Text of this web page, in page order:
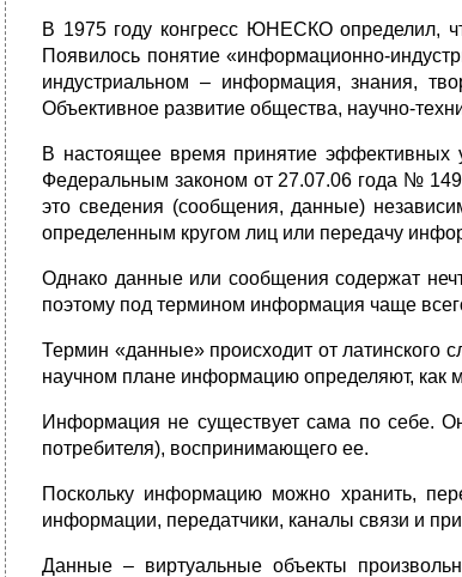
В 1975 году конгресс ЮНЕСКО определил,
Появилось понятие «информационно-
индустриальном – информация, знания,
Объективное развитие общества, научно-
В настоящее время принятие эффективных
Федеральным законом от 27.07.06 года №
это сведения (сообщения, данные)
определенным кругом лиц или передачу
Однако данные или сообщения содержат
поэтому под термином информация чаще
Термин «данные» происходит от латинского
научном плане информацию определяют, как
Информация не существует сама по себе.
потребителя), воспринимающего ее.
Поскольку информацию можно хранить,
информации, передатчики, каналы связи и
Данные – виртуальные объекты